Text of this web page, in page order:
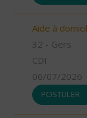
Aide à
32 - Gers
CDI
06/07/2026
POSTULER